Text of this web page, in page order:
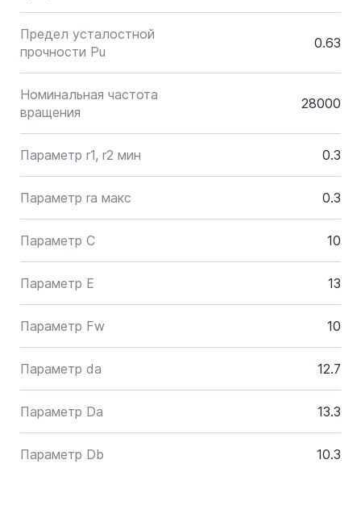
Предел усталостной
прочности Pu
0.63
Номинальная частота
вращения
28000
Параметр r1, r2 мин 0.3
Параметр ra макс 0.3
Параметр C 10
Параметр E 13
Параметр Fw 10
Параметр da 12.7
Параметр Da 13.3
Параметр Db 10.3